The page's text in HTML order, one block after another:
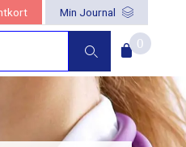
Min Journal
0